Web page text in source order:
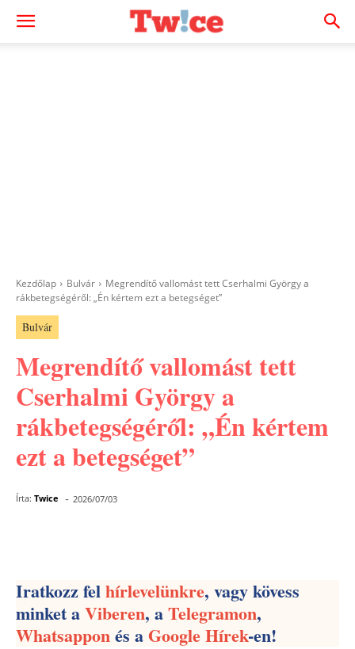
Kezdőlap Bulvár
Megrendítő vallomást tett Cserhalmi György a
rákbetegségéről: „Én kértem ezt a betegséget”
Bulvár
Megrendítő vallomást tett
Cserhalmi György a
rákbetegségéről: „Én kértem
ezt a betegséget”
Írta: Twice - 2026/07/03
Iratkozz felhírlevelünkre, vagy kövess
minket aViberen, aTelegramon,
Whatsapponés aGoogle Hírek-en!